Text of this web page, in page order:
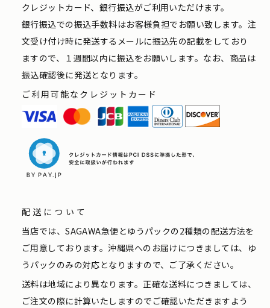
クレジットカード、銀行振込がご利用いただけます。
銀行振込での振込手数料はお客様負担でお願い致します。注
文受け付け時に発送するメールに振込先の記載をしており
ますので、１週間以内に振込をお願いします。なお、商品は
振込確認後に発送となります。
ご利用可能なクレジットカード
配送について
当店では、SAGAWA急便とゆうパックの2種類の配送方法を
ご用意しております。沖縄県へのお届けにつきましては、ゆ
うパックのみの対応となりますので、ご了承ください。
送料は地域により異なります。正確な送料につきましては、
ご注文の際に計算いたしますのでご確認いただきますよう